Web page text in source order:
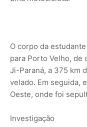
O corpo da
para Porto Velho, de
Ji-Paraná, a 375 km
velado. Em seguida,
Oeste, onde foi
Investigação